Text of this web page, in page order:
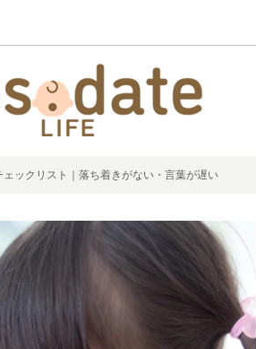
ックリスト｜落ち着きがない・言葉が遅い